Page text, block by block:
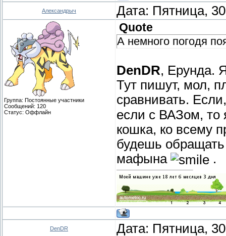
Александрыч Дата: Пятница,
Группа: Постоянные участники
Сообщений: 120
Статус: Оффлайн
Quote
А немного погодя
DenDR, Ерунда.
Тут пишут, мол,
сравнивать.
если с ВАЗом, то
кошка, ко всему
будешь
мафына
.
DenDR Дата: Пятница,